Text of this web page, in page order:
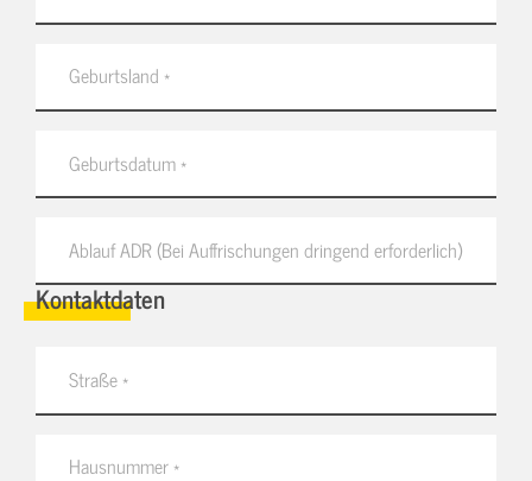
Kontaktdaten